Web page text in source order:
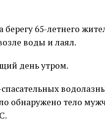
65-летнего
воды и лаял.
день утром.
обнаружено тело